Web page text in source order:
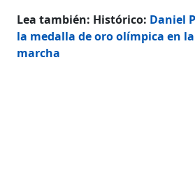
Lea también: Histórico: Daniel
la medalla de oro olímpica en
marcha